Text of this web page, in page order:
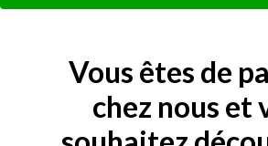
Vous êtes de
chez nous et